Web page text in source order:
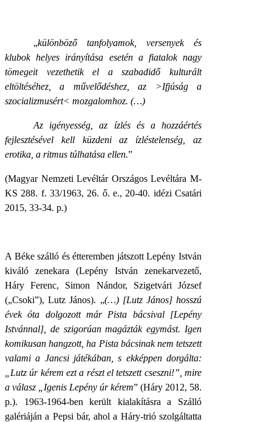
„különböző tanfolyamok, versenyek és
klubok helyes irányítása esetén a fiatalok nagy
tömegeit vezethetik el a szabadidő kulturált
eltöltéséhez, a művelődéshez, az >Ifjúság a
szocializmusért< mozgalomhoz. (…)
Az igényesség, az ízlés és a hozzáértés
fejlesztésével kell küzdeni az ízléstelenség, az
erotika, a ritmus túlhatása ellen.”
(Magyar Nemzeti Levéltár Országos Levéltára M-
KS 288. f. 33/1963, 26. ő. e., 20-40. idézi Csatári
2015, 33-34. p.)
A Béke szálló és étteremben játszott Lepény István
kiváló zenekara (Lepény István zenekarvezető,
Háry Ferenc, Simon Nándor, Szigetvári József
(„Csoki”), Lutz János). „(…) [Lutz János] hosszú
évek óta dolgozott már Pista bácsival [Lepény
Istvánnal], de szigorúan magázták egymást. Igen
komikusan hangzott, ha Pista bácsinak nem tetszett
valami a Jancsi játékában, s ekképpen dorgálta:
„Lutz úr kérem ezt a részt el tetszett cseszni!”, mire
a válasz „Igenis Lepény úr kérem” (Háry 2012, 58.
p.). 1963-1964-ben került kialakításra a Szálló
galériáján a Pepsi bár, ahol a Háry-trió szolgáltatta